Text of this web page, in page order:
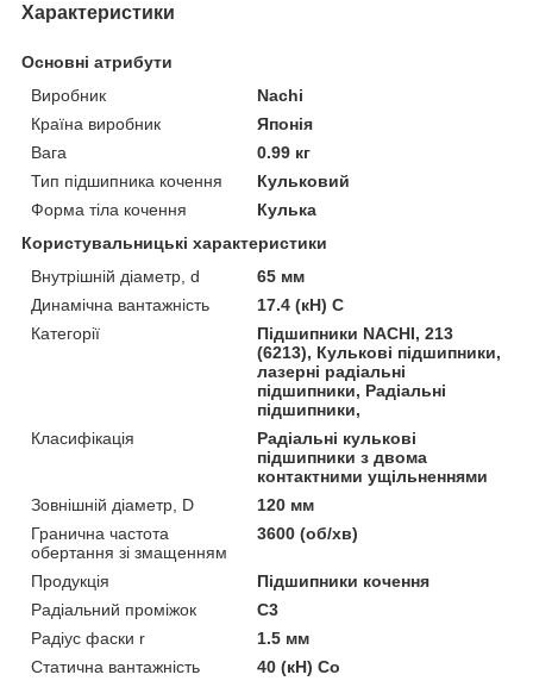
Характеристики
Основні атрибути
Виробник
Nachi
Країна виробник
Японія
Вага
0.99 кг
Тип підшипника кочення
Кульковий
Форма тіла кочення
Кулька
Користувальницькі характеристики
Внутрішній діаметр, d
65 мм
Динамічна вантажність
17.4 (кН) C
Категорії
Підшипники NACHI, 213
(6213), Кулькові підшипники,
лазерні радіальні
підшипники, Радіальні
підшипники,
Класифікація
Радіальні кулькові
підшипники з двома
контактними ущільненнями
Зовнішній діаметр, D
120 мм
Гранична частота
обертання зі змащенням
3600 (об/хв)
Продукція
Підшипники кочення
Радіальний проміжок
C3
Радіус фаски r
1.5 мм
Статична вантажність
40 (кН) Co